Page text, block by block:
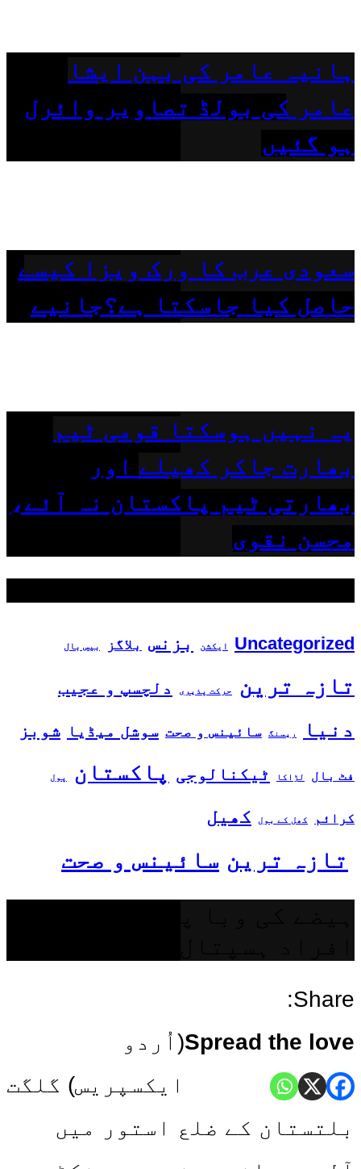
ہانیہ عامر کی بہن ایشا
عامر کی بولڈ تصاویر وائرل
ہو گئیں
سعودی عرب کا ورک ویزا کیسے
حاصل کیا جاسکتا ہے؟جانیے
یہ نہیں ہوسکتا قومی ٹیم
بھارت جاکر کھیلے اور
بھارتی ٹیم پاکستان نہ آئے،
محسن نقوی
Uncategorized ایکشن بزنس بلاگز بیس بال
تازہ ترین حرکت پذیری دلچسپ و عجیب
دنیا ریسنگ سائینس و صحت سوشل میڈیا شوبز
فٹ بال لڑاکا ٹیکنالوجی پاکستان پول
کرائم کھل کے بول کھیل
تازہ ترین سائینس و صحت
Share:
Spread the love(اُردو
ایکسپریس) گلگت
بلتستان کے ضلع استور میں